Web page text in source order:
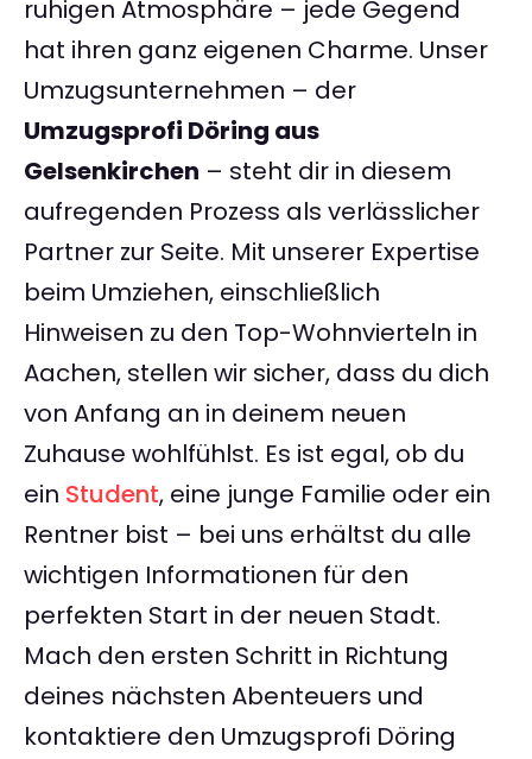
ruhigen Atmosphäre – jede Gegend
hat ihren ganz eigenen Charme. Unser
Umzugsunternehmen – der
Umzugsprofi Döring aus
Gelsenkirchen – steht dir in diesem
aufregenden Prozess als verlässlicher
Partner zur Seite. Mit unserer Expertise
beim Umziehen, einschließlich
Hinweisen zu den Top-Wohnvierteln in
Aachen, stellen wir sicher, dass du dich
von Anfang an in deinem neuen
Zuhause wohlfühlst. Es ist egal, ob du
ein Student, eine junge Familie oder ein
Rentner bist – bei uns erhältst du alle
wichtigen Informationen für den
perfekten Start in der neuen Stadt.
Mach den ersten Schritt in Richtung
deines nächsten Abenteuers und
kontaktiere den Umzugsprofi Döring